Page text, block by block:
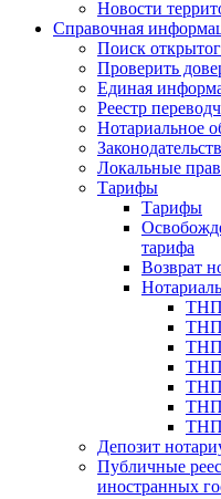
Новости
Справочная
Поиск
Проверить
Единая
Реестр
Нотариальное
Локальные
Тарифы
Тарифы
тарифа
Возврат
ТНП
ТНП
ТНП
ТНП
ТНП
ТНП
ТНП
Депозит
Публичные
иностранных